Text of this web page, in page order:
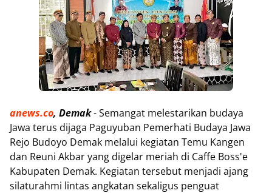
anews.co, Demak- Semangat melestarikan budaya
Jawa terus dijaga Paguyuban Pemerhati Budaya Jawa
Rejo Budoyo Demak melalui kegiatan Temu Kangen
dan Reuni Akbar yang digelar meriah di Caffe Boss'e
Kabupaten Demak. Kegiatan tersebut menjadi ajang
silaturahmi lintas angkatan sekaligus penguat